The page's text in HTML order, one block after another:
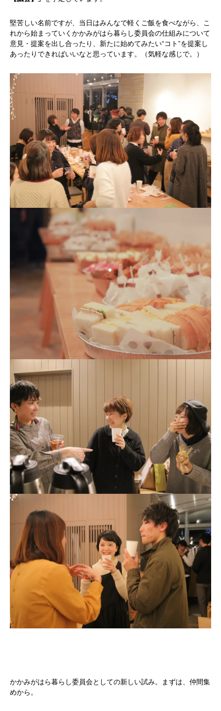
堅苦しい名前ですが、当日はみんなで軽くご飯を食べながら、こ
れから始まっていくかかみがはら暮らし委員会の仕組みについて
意見・提案を出し合ったり、新たに始めてみたい“コト”を提案し
あったりできればいいなと思っています。（気軽な感じで。）
かかみがはら暮らし委員会としての新しい試み。まずは、仲間集
めから。